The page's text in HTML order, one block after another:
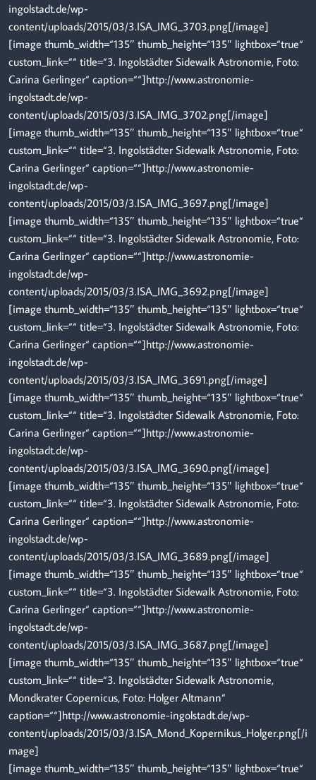
ingolstadt.de/wp-
content/uploads/2015/03/3.ISA_IMG_3703.png[/image]
[image thumb_width=“135″ thumb_height=“135″ lightbox=“true“
custom_link=““ title=“3. Ingolstädter Sidewalk Astronomie, Foto:
Carina Gerlinger“ caption=““]http://www.astronomie-
ingolstadt.de/wp-
content/uploads/2015/03/3.ISA_IMG_3702.png[/image]
[image thumb_width=“135″ thumb_height=“135″ lightbox=“true“
custom_link=““ title=“3. Ingolstädter Sidewalk Astronomie, Foto:
Carina Gerlinger“ caption=““]http://www.astronomie-
ingolstadt.de/wp-
content/uploads/2015/03/3.ISA_IMG_3697.png[/image]
[image thumb_width=“135″ thumb_height=“135″ lightbox=“true“
custom_link=““ title=“3. Ingolstädter Sidewalk Astronomie, Foto:
Carina Gerlinger“ caption=““]http://www.astronomie-
ingolstadt.de/wp-
content/uploads/2015/03/3.ISA_IMG_3692.png[/image]
[image thumb_width=“135″ thumb_height=“135″ lightbox=“true“
custom_link=““ title=“3. Ingolstädter Sidewalk Astronomie, Foto:
Carina Gerlinger“ caption=““]http://www.astronomie-
ingolstadt.de/wp-
content/uploads/2015/03/3.ISA_IMG_3691.png[/image]
[image thumb_width=“135″ thumb_height=“135″ lightbox=“true“
custom_link=““ title=“3. Ingolstädter Sidewalk Astronomie, Foto:
Carina Gerlinger“ caption=““]http://www.astronomie-
ingolstadt.de/wp-
content/uploads/2015/03/3.ISA_IMG_3690.png[/image]
[image thumb_width=“135″ thumb_height=“135″ lightbox=“true“
custom_link=““ title=“3. Ingolstädter Sidewalk Astronomie, Foto:
Carina Gerlinger“ caption=““]http://www.astronomie-
ingolstadt.de/wp-
content/uploads/2015/03/3.ISA_IMG_3689.png[/image]
[image thumb_width=“135″ thumb_height=“135″ lightbox=“true“
custom_link=““ title=“3. Ingolstädter Sidewalk Astronomie, Foto:
Carina Gerlinger“ caption=““]http://www.astronomie-
ingolstadt.de/wp-
content/uploads/2015/03/3.ISA_IMG_3687.png[/image]
[image thumb_width=“135″ thumb_height=“135″ lightbox=“true“
custom_link=““ title=“3. Ingolstädter Sidewalk Astronomie,
Mondkrater Copernicus, Foto: Holger Altmann“
caption=““]http://www.astronomie-ingolstadt.de/wp-
content/uploads/2015/03/3.ISA_Mond_Kopernikus_Holger.png[/i
mage]
[image thumb_width=“135″ thumb_height=“135″ lightbox=“true“